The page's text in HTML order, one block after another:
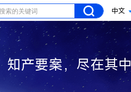
中文
知产要案，尽在其中